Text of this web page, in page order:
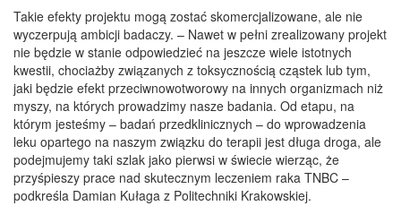
Takie efekty projektu mogą zostać skomercjalizowane, ale nie
wyczerpują ambicji badaczy. – Nawet w pełni zrealizowany projekt
nie będzie w stanie odpowiedzieć na jeszcze wiele istotnych
kwestii, chociażby związanych z toksycznością cząstek lub tym,
jaki będzie efekt przeciwnowotworowy na innych organizmach niż
myszy, na których prowadzimy nasze badania. Od etapu, na
którym jesteśmy – badań przedklinicznych – do wprowadzenia
leku opartego na naszym związku do terapii jest długa droga, ale
podejmujemy taki szlak jako pierwsi w świecie wierząc, że
przyśpieszy prace nad skutecznym leczeniem raka TNBC –
podkreśla Damian Kułaga z Politechniki Krakowskiej.